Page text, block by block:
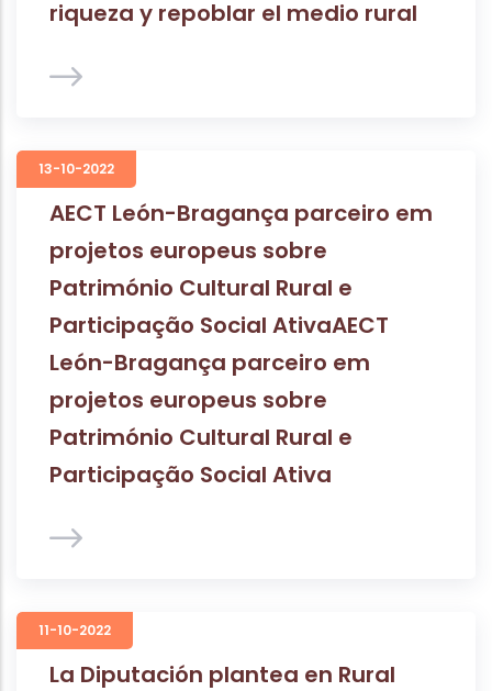
riqueza y repoblar el medio rural
13-10-2022
AECT León-Bragança parceiro em
projetos europeus sobre
Património Cultural Rural e
Participação Social AtivaAECT
León-Bragança parceiro em
projetos europeus sobre
Património Cultural Rural e
Participação Social Ativa
11-10-2022
La Diputación plantea en Rural